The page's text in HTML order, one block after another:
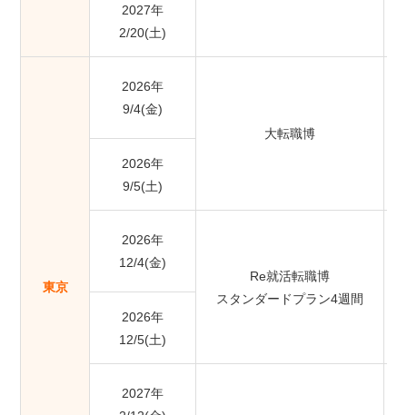
2027年
2/20(土)
東京
2026年
9/4(金)
大転職博
2026年
9/5(土)
2026年
12/4(金)
Re就活転職博
スタンダードプラン4週間
2026年
12/5(土)
2027年